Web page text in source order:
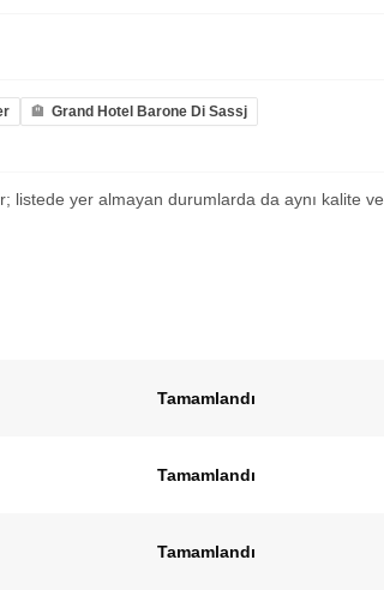
Grand Hotel Barone Di Sassj
listede yer almayan durumlarda da aynı kalite ve
Tamamlandı
Tamamlandı
Tamamlandı